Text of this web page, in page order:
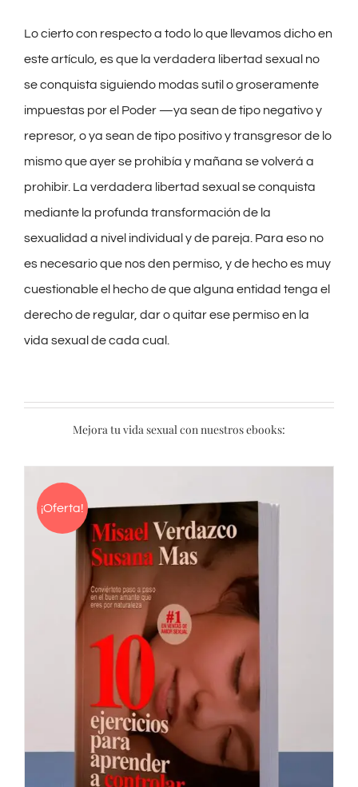
Lo cierto con respecto a todo lo que llevamos dicho en
este artículo, es que la verdadera libertad sexual no
se conquista siguiendo modas sutil o groseramente
impuestas por el Poder —ya sean de tipo negativo y
represor, o ya sean de tipo positivo y transgresor de lo
mismo que ayer se prohibía y mañana se volverá a
prohibir. La verdadera libertad sexual se conquista
mediante la profunda transformación de la
sexualidad a nivel individual y de pareja. Para eso no
es necesario que nos den permiso, y de hecho es muy
cuestionable el hecho de que alguna entidad tenga el
derecho de regular, dar o quitar ese permiso en la
vida sexual de cada cual.
Mejora tu vida sexual con nuestros ebooks:
¡Oferta!